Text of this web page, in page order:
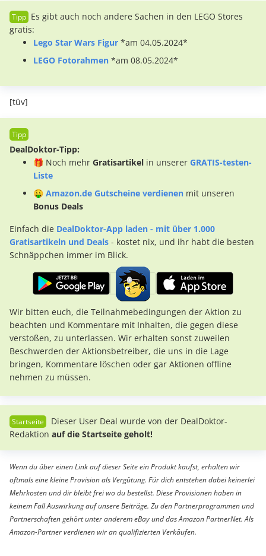
Es gibt auch noch andere Sachen in den LEGO Stores
gratis:
Lego Star Wars Figur *am 04.05.2024*
LEGO Fotorahmen *am 08.05.2024*
[tüv]
DealDoktor-Tipp:
🎁 Noch mehr Gratisartikel in unserer GRATIS-testen-
Liste
🤑 Amazon.de Gutscheine verdienen mit unseren
Bonus Deals
Einfach die DealDoktor-App laden - mit über 1.000
Gratisartikeln und Deals - kostet nix, und ihr habt die besten
Schnäppchen immer im Blick.
Wir bitten euch, die Teilnahmebedingungen der Aktion zu
beachten und Kommentare mit Inhalten, die gegen diese
verstoßen, zu unterlassen. Wir erhalten sonst zuweilen
Beschwerden der Aktionsbetreiber, die uns in die Lage
bringen, Kommentare löschen oder gar Aktionen offline
nehmen zu müssen.
Dieser User Deal wurde von der DealDoktor-
Redaktion auf die Startseite geholt!
Wenn du über einen Link auf dieser Seite ein Produkt kaufst, erhalten wir
oftmals eine kleine Provision als Vergütung. Für dich entstehen dabei keinerlei
Mehrkosten und dir bleibt frei wo du bestellst. Diese Provisionen haben in
keinem Fall Auswirkung auf unsere Beiträge. Zu den Partnerprogrammen und
Partnerschaften gehört unter anderem eBay und das Amazon PartnerNet. Als
Amazon-Partner verdienen wir an qualifizierten Verkäufen.